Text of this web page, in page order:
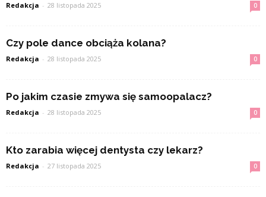
Redakcja - 28 listopada 2025 0
Czy pole dance obciąża kolana?
Redakcja - 28 listopada 2025 0
Po jakim czasie zmywa się samoopalacz?
Redakcja - 28 listopada 2025 0
Kto zarabia więcej dentysta czy lekarz?
Redakcja - 27 listopada 2025 0